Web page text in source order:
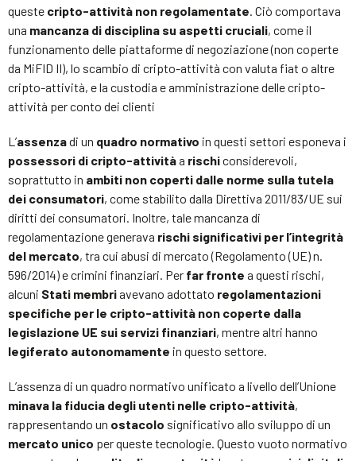
queste cripto-attività non regolamentate. Ciò comportava
una mancanza di disciplina su aspetti cruciali, come il
funzionamento delle piattaforme di negoziazione (non coperte
da MiFID II), lo scambio di cripto-attività con valuta fiat o altre
cripto-attività, e la custodia e amministrazione delle cripto-
attività per conto dei clienti
L’assenzadi un quadro normativo in questi settori esponeva i
possessori di cripto-attivitàa rischiconsiderevoli,
soprattutto in ambiti non coperti dalle norme sulla tutela
dei consumatori, come stabilito dalla Direttiva 2011/83/UE sui
diritti dei consumatori. Inoltre, tale mancanza di
regolamentazione generava rischi significativi per l’integrità
del mercato, tra cui abusi di mercato (Regolamento (UE) n.
596/2014) e crimini finanziari. Per far fronte a questi rischi,
alcuni Stati membriavevano adottato regolamentazioni
specifiche per le cripto-attività non coperte dalla
legislazione UE sui servizi finanziari, mentre altri hanno
legiferato autonomamente in questo settore.
L’assenza di un quadro normativo unificato a livello dell’Unione
minava la fiducia degli utenti nelle cripto-attività,
rappresentando un ostacolo significativo allo sviluppo di un
mercato unico per queste tecnologie. Questo vuoto normativo